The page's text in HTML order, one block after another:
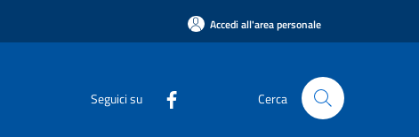
Accedi all'area personale
Seguici su Cerca